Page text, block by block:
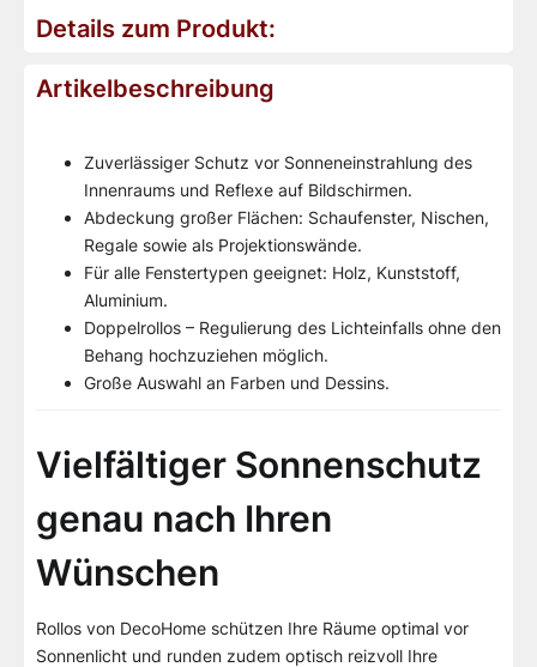
Details zum Produkt:
Artikelbeschreibung
Zuverlässiger Schutz vor Sonneneinstrahlung des
Innenraums und Reflexe auf Bildschirmen.
Abdeckung großer Flächen: Schaufenster, Nischen,
Regale sowie als Projektionswände.
Für alle Fenstertypen geeignet: Holz, Kunststoff,
Aluminium.
Doppelrollos – Regulierung des Lichteinfalls ohne den
Behang hochzuziehen möglich.
Große Auswahl an Farben und Dessins.
Vielfältiger Sonnenschutz
genau nach Ihren
Wünschen
Rollos von DecoHome schützen Ihre Räume optimal vor
Sonnenlicht und runden zudem optisch reizvoll Ihre